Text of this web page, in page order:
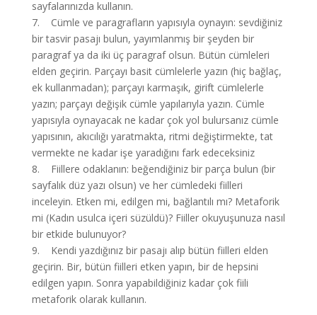
sayfalarınızda kullanın.
7. Cümle ve paragrafların yapısıyla oynayın: sevdiğiniz
bir tasvir pasajı bulun, yayımlanmış bir şeyden bir
paragraf ya da iki üç paragraf olsun. Bütün cümleleri
elden geçirin. Parçayı basit cümlelerle yazın (hiç bağlaç,
ek kullanmadan); parçayı karmaşık, girift cümlelerle
yazın; parçayı değişik cümle yapılarıyla yazın. Cümle
yapısıyla oynayacak ne kadar çok yol bulursanız cümle
yapısının, akıcılığı yaratmakta, ritmi değiştirmekte, tat
vermekte ne kadar işe yaradığını fark edeceksiniz
8. Fiillere odaklanın: beğendiğiniz bir parça bulun (bir
sayfalık düz yazı olsun) ve her cümledeki fiilleri
inceleyin. Etken mi, edilgen mi, bağlantılı mı? Metaforik
mi (Kadın usulca içeri süzüldü)? Fiiller okuyuşunuza nasıl
bir etkide bulunuyor?
9. Kendi yazdığınız bir pasajı alıp bütün fiilleri elden
geçirin. Bir, bütün fiilleri etken yapın, bir de hepsini
edilgen yapın. Sonra yapabildiğiniz kadar çok fiili
metaforik olarak kullanın.